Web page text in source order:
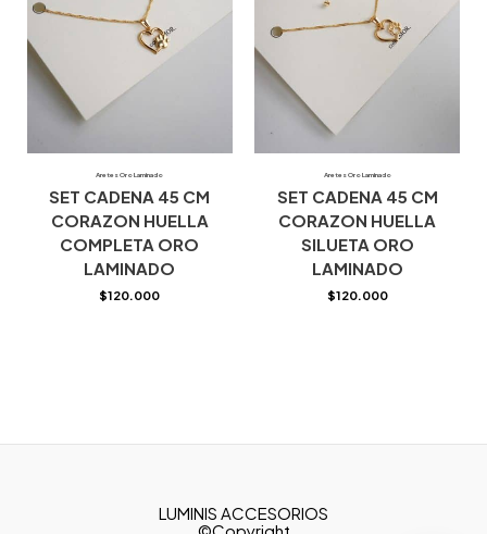
Aretes Oro Laminado
SET CADENA 45 CM
CORAZON HUELLA
COMPLETA ORO
LAMINADO
$120.000
Aretes Oro Laminado
SET CADENA 45 CM
CORAZON HUELLA
SILUETA ORO
LAMINADO
$120.000
LUMINIS ACCESORIOS